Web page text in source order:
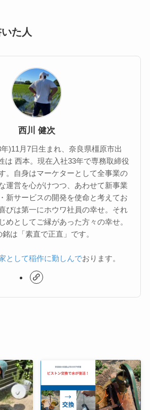
た人
西川 健次
)11月7日生まれ、奈良県橿原市出
は 西本。現在入社33年で専務取締役
。自身はマーケターとして全事業の
運営を心がけつつ、あわせて新事業
新サービスの開発を使命と考えてお
びは第一にホウワ社員の幸せ。それ
めとしてご縁があった方々の幸せ。
銘は「素直で正直」です。
として稲作に勤しんでおります。